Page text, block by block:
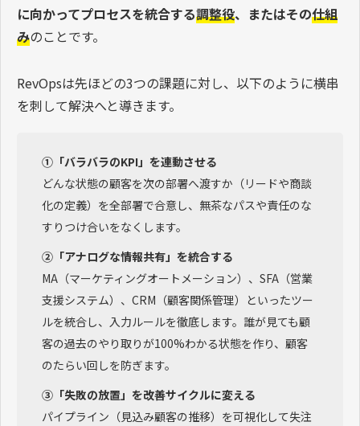
に向かってプロセスを統合する調整役、またはその仕組
みのことです。
RevOpsは先ほどの3つの課題に対し、以下のように横串
を刺して解決へと導きます。
①「バラバラのKPI」を連動させる
どんな状態の顧客を次の部署へ渡すか（リードや商談
化の定義）を全部署で合意し、無茶なパスや責任のな
すりつけ合いをなくします。
②「アナログな情報共有」を統合する
MA（マーケティングオートメーション）、SFA（営業
支援システム）、CRM（顧客関係管理）といったツー
ルを統合し、入力ルールを徹底します。誰が見ても顧
客の過去のやり取りが100%わかる状態を作り、顧客
のたらい回しを防ぎます。
③「失敗の放置」を改善サイクルに変える
パイプライン（見込み顧客の推移）を可視化して失注